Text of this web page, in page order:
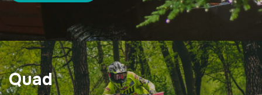
Quad